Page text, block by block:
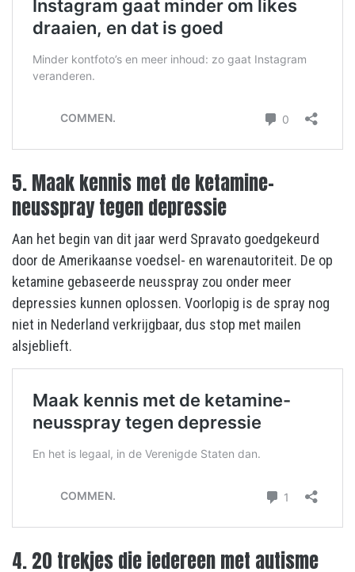
5. Maak kennis met de ketamine-
neusspray tegen depressie
Aan het begin van dit jaar werd Spravato goedgekeurd
door de Amerikaanse voedsel- en warenautoriteit. De op
ketamine gebaseerde neusspray zou onder meer
depressies kunnen oplossen. Voorlopig is de spray nog
niet in Nederland verkrijgbaar, dus stop met mailen
alsjeblieft.
4. 20 trekjes die iedereen met autisme